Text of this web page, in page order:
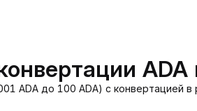
ADA
ADA до 100 ADA) с конвертацией